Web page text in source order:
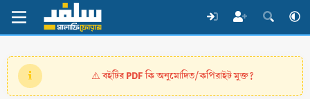
⚠️বইটির PDF কি অনুমোদিত/কপিরাইট মুক্ত?